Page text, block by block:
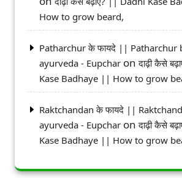
How to grow beard,
Patharchur के फायदे || Patharchur
ayurveda - Eupchar onदाढ़ी कैसे
Kase Badhaye || How to grow
Raktchandan के फायदे ||
ayurveda - Eupchar onदाढ़ी कैसे
Kase Badhaye || How to grow